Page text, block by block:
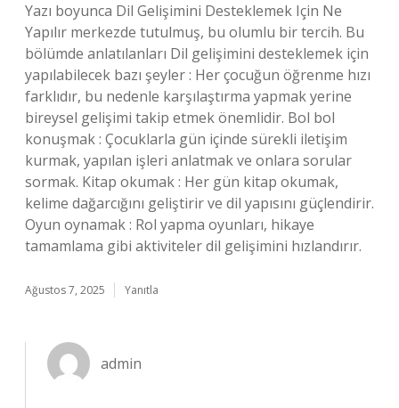
Yazı boyunca Dil Gelişimini Desteklemek Için Ne
Yapılır merkezde tutulmuş, bu olumlu bir tercih. Bu
bölümde anlatılanları Dil gelişimini desteklemek için
yapılabilecek bazı şeyler : Her çocuğun öğrenme hızı
farklıdır, bu nedenle karşılaştırma yapmak yerine
bireysel gelişimi takip etmek önemlidir. Bol bol
konuşmak : Çocuklarla gün içinde sürekli iletişim
kurmak, yapılan işleri anlatmak ve onlara sorular
sormak. Kitap okumak : Her gün kitap okumak,
kelime dağarcığını geliştirir ve dil yapısını güçlendirir.
Oyun oynamak : Rol yapma oyunları, hikaye
tamamlama gibi aktiviteler dil gelişimini hızlandırır.
Ağustos 7, 2025 Yanıtla
admin